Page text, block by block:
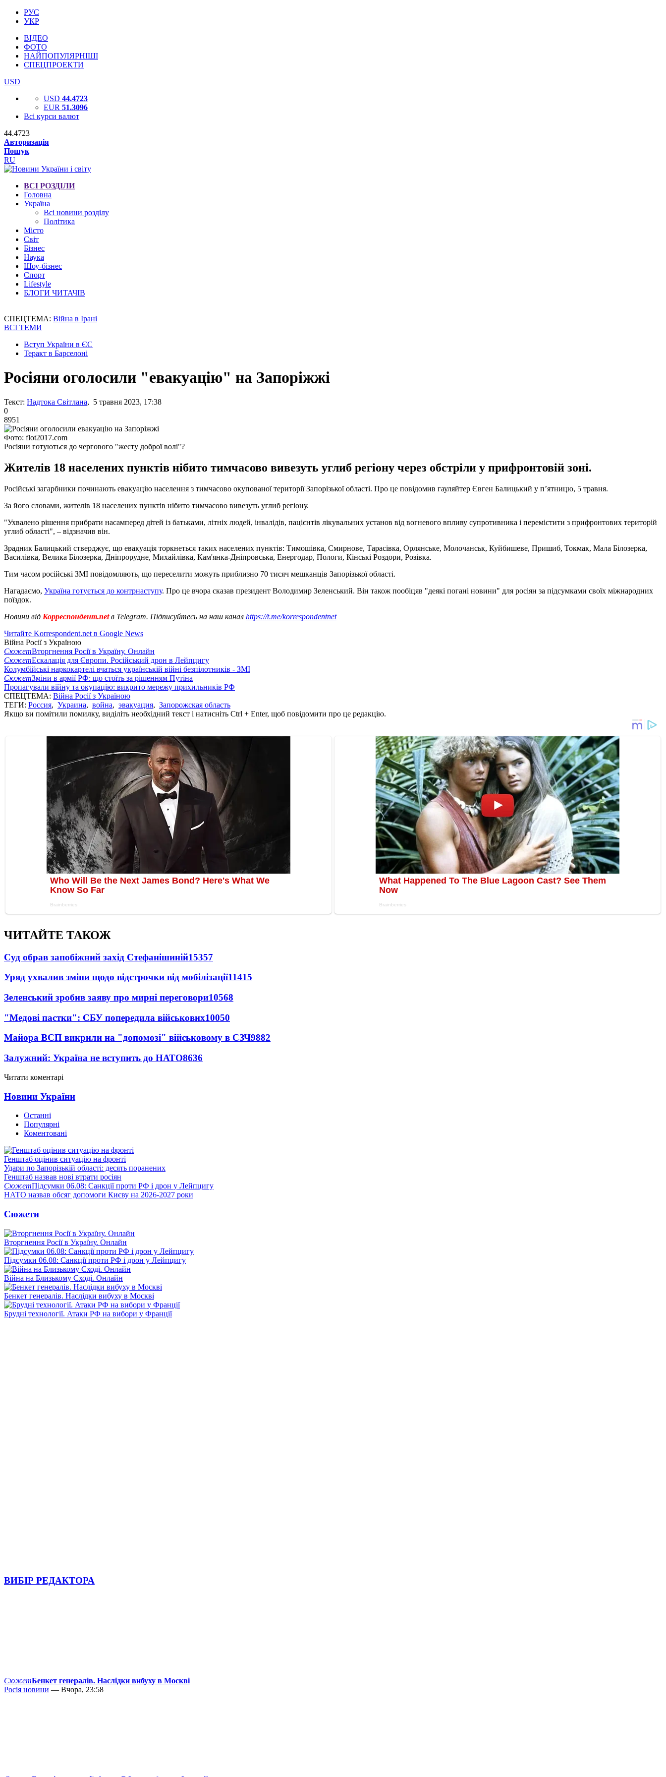
РУС
УКР
ВІДЕО
ФОТО
НАЙПОПУЛЯРНІШІ
СПЕЦПРОЕКТИ
USD
USD 44.4723
EUR 51.3096
Всі курси валют
44.4723
Авторизація
Пошук
RU
ВСІ РОЗДІЛИ
Головна
Україна
Всі новини розділу
Політика
Місто
Світ
Бізнес
Наука
Шоу-бізнес
Спорт
Lifestyle
БЛОГИ ЧИТАЧІВ
СПЕЦТЕМА: Війна в Ірані
ВСІ ТЕМИ
Вступ України в ЄС
Теракт в Барселоні
Росіяни оголосили "евакуацію" на Запоріжжі
Текст: Надтока Світлана, 5 травня 2023, 17:38
0
8951
Фото: flot2017.com
Росіяни готуються до чергового "жесту доброї волі"?
Жителів 18 населених пунктів нібито тимчасово вивезуть углиб регіону через обстріли у прифронтовій зоні.
Російські загарбники починають евакуацію населення з тимчасово окупованої території Запорізької області. Про це повідомив гауляйтер Євген Балицький у п’ятницю, 5 травня.
За його словами, жителів 18 населених пунктів нібито тимчасово вивезуть углиб регіону.
"Ухвалено рішення прибрати насамперед дітей із батьками, літніх людей, інвалідів, пацієнтів лікувальних установ від вогневого впливу супротивника і перемістити з прифронтових територій
углиб області", – відзначив він.
Зрадник Балицький стверджує, що евакуація торкнеться таких населених пунктів: Тимошівка, Смирнове, Тарасівка, Орлянське, Молочанськ, Куйбишеве, Пришиб, Токмак, Мала Білозерка,
Василівка, Велика Білозерка, Дніпрорудне, Михайлівка, Кам'янка-Дніпровська, Енергодар, Пологи, Кінські Роздори, Розівка.
Тим часом російські ЗМІ повідомляють, що переселити можуть приблизно 70 тисяч мешканців Запорізької області.
Нагадаємо, Україна готується до контрнаступу. Про це вчора сказав президент Володимир Зеленський. Він також пообіцяв "деякі погані новини" для росіян за підсумками своїх міжнародних
поїздок.
Новини від Корреспондент.netв Telegram. Підписуйтесь на наш канал https://t.me/korrespondentnet
Читайте Korrespondent.net в Google News
Війна Росії з Україною
СюжетВторгнення Росії в Україну. Онлайн
СюжетЕскалація для Європи. Російський дрон в Лейпцигу
Колумбійські наркокартелі вчаться українській війні безпілотників - ЗМІ
СюжетЗміни в армії РФ: що стоїть за рішенням Путіна
Пропагували війну та окупацію: викрито мережу прихильників РФ
СПЕЦТЕМА: Війна Росії з Україною
ТЕГИ: Россия, Украина, война, эвакуация, Запорожская область
Якщо ви помітили помилку, виділіть необхідний текст і натисніть Ctrl + Enter, щоб повідомити про це редакцію.
ЧИТАЙТЕ ТАКОЖ
Суд обрав запобіжний захід Стефанішиній15357
Уряд ухвалив зміни щодо відстрочки від мобілізації11415
Зеленський зробив заяву про мирні переговори10568
"Медові пастки": СБУ попередила військових10050
Майора ВСП викрили на "допомозі" військовому в СЗЧ9882
Залужний: Україна не вступить до НАТО8636
Читати коментарі
Новини України
Останні
Популярні
Коментовані
Генштаб оцінив ситуацію на фронті
Удари по Запорізькій області: десять поранених
Генштаб назвав нові втрати росіян
СюжетПідсумки 06.08: Санкції проти РФ і дрон у Лейпцигу
НАТО назвав обсяг допомоги Києву на 2026-2027 роки
Сюжети
Вторгнення Росії в Україну. Онлайн
Підсумки 06.08: Санкції проти РФ і дрон у Лейпцигу
Війна на Близькому Сході. Онлайн
Бенкет генералів. Наслідки вибуху в Москві
Брудні технології. Атаки РФ на вибори у Франції
ВИБІР РЕДАКТОРА
СюжетБенкет генералів. Наслідки вибуху в Москві
Росія новини — Вчора, 23:58